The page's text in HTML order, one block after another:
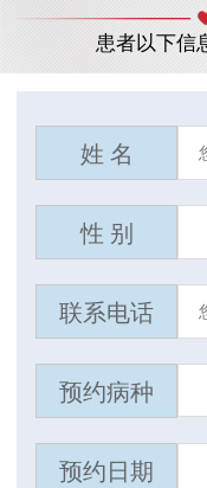
患者以下信
姓 名
性 别
联系电话
预约病种
预约日期